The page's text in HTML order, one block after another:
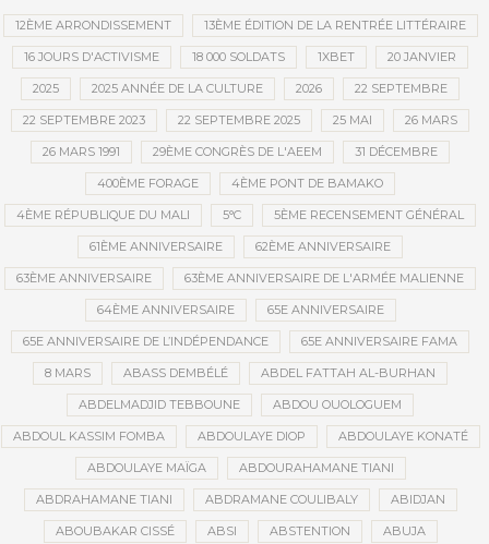
12ÈME ARRONDISSEMENT 13ÈME ÉDITION DE LA RENTRÉE LITTÉRAIRE
16 JOURS D'ACTIVISME 18 000 SOLDATS 1XBET 20 JANVIER
2025 2025 ANNÉE DE LA CULTURE 2026 22 SEPTEMBRE
22 SEPTEMBRE 2023 22 SEPTEMBRE 2025 25 MAI 26 MARS
26 MARS 1991 29ÈME CONGRÈS DE L'AEEM 31 DÉCEMBRE
400ÈME FORAGE 4ÈME PONT DE BAMAKO
4ÈME RÉPUBLIQUE DU MALI 5°C 5ÈME RECENSEMENT GÉNÉRAL
61ÈME ANNIVERSAIRE 62ÈME ANNIVERSAIRE
63ÈME ANNIVERSAIRE 63ÈME ANNIVERSAIRE DE L'ARMÉE MALIENNE
64ÈME ANNIVERSAIRE 65E ANNIVERSAIRE
65E ANNIVERSAIRE DE L’INDÉPENDANCE 65E ANNIVERSAIRE FAMA
8 MARS ABASS DEMBÉLÉ ABDEL FATTAH AL-BURHAN
ABDELMADJID TEBBOUNE ABDOU OUOLOGUEM
ABDOUL KASSIM FOMBA ABDOULAYE DIOP ABDOULAYE KONATÉ
ABDOULAYE MAÏGA ABDOURAHAMANE TIANI
ABDRAHAMANE TIANI ABDRAMANE COULIBALY ABIDJAN
ABOUBAKAR CISSÉ ABSI ABSTENTION ABUJA